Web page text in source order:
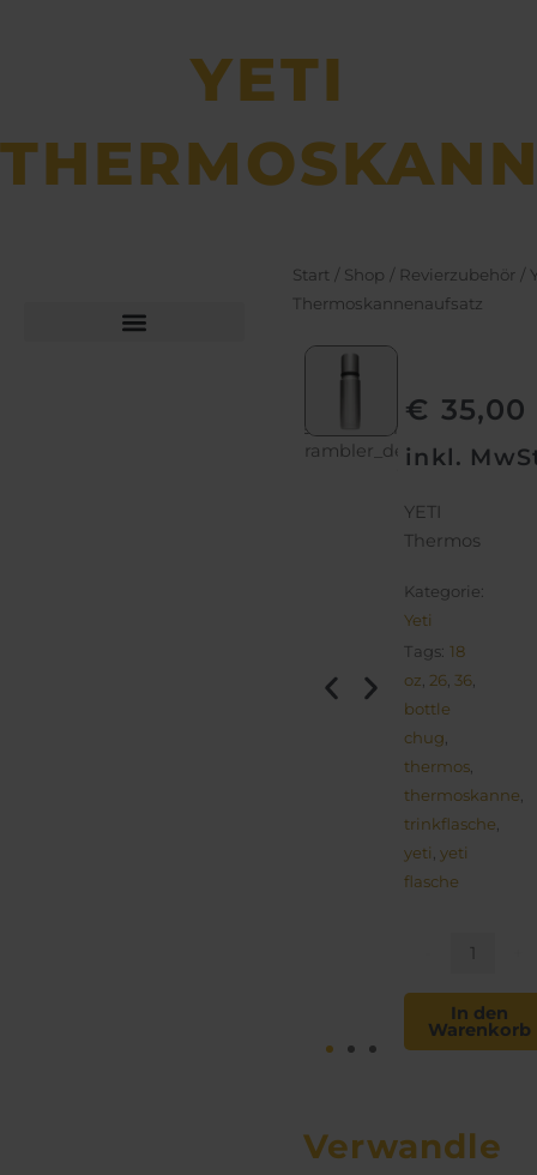
YETI
Start / Shop / Revierzubehör /
Thermoskannenaufsatz
rambler_deckel_thermos
rambler_deckel_thermoskanne
yeti_thermos_deckel
€ 35,00
inkl.
YETI
Thermos
Kategorie:
Yeti
Tags: 18
oz 26 ,36
bottle
chug
thermos
thermoskanne
trinkflasche
yeti ,yeti
flasche
In den
Warenkorb
Verwandle